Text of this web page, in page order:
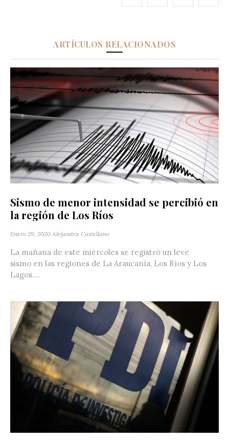
ARTÍCULOS RELACIONADOS
Sismo de menor intensidad se percibió en
la región de Los Ríos
Enero 29, 2020 Alejandra Castellano
La mañana de este miércoles se registró un leve
sismo en las regiones de La Araucanía, Los Ríos y Los
Lagos....